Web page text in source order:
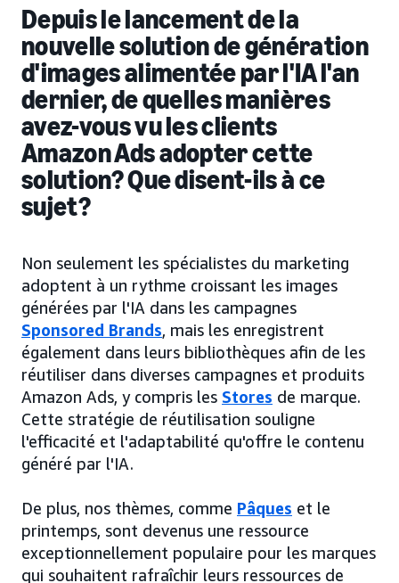
Depuis le lancement de la
nouvelle solution de génération
d'images alimentée par l'IA l'an
dernier, de quelles manières
avez-vous vu les clients
Amazon Ads adopter cette
solution? Que disent-ils à ce
sujet?
Non seulement les spécialistes du marketing
adoptent à un rythme croissant les images
générées par l'IA dans les campagnes
Sponsored Brands, mais les enregistrent
également dans leurs bibliothèques afin de les
réutiliser dans diverses campagnes et produits
Amazon Ads, y compris les Stores de marque.
Cette stratégie de réutilisation souligne
l'efficacité et l'adaptabilité qu'offre le contenu
généré par l'IA.
De plus, nos thèmes, comme Pâques et le
printemps, sont devenus une ressource
exceptionnellement populaire pour les marques
qui souhaitent rafraîchir leurs ressources de